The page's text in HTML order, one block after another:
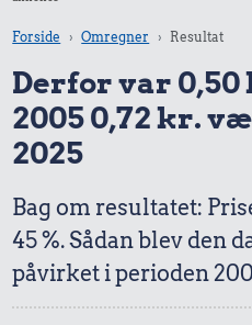
Forside Omregner Resultat
Derfor var 0,50
2005 0,72 kr.
2025
Bag om resultatet:
45 %. Sådan blev den
påvirket i perioden